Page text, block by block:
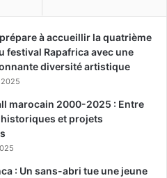
à accueillir la quatrième
festival Rapafrica avec une
diversité artistique
marocain 2000-2025 : Entre
et projets
: Un sans-abri tue une jeune